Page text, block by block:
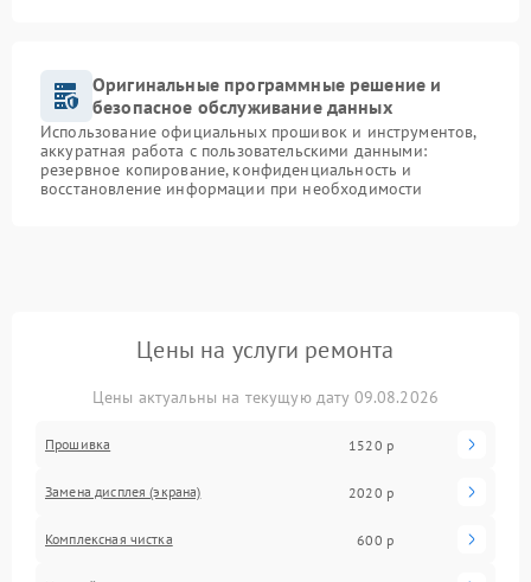
Оригинальные программные решение и
безопасное обслуживание данных
Использование официальных прошивок и инструментов,
аккуратная работа с пользовательскими данными:
резервное копирование, конфиденциальность и
восстановление информации при необходимости
Цены на услуги ремонта
Цены актуальны на текущую дату 09.08.2026
Прошивка 1520 р
Замена дисплея (экрана) 2020 р
Комплексная чистка 600 р